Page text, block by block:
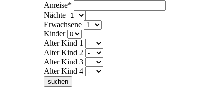
Anreise*
Nächte
Erwachsene
Kinder
Alter Kind 1
Alter Kind 2
Alter Kind 3
Alter Kind 4
suchen